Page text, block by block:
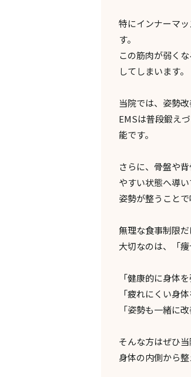
特にインナーマ
す。
この筋肉が弱く
してしまいます。
当院では、姿勢
EMSは普段鍛え
能です。
さらに、骨盤や
やすい状態へ導い
姿勢が整うこと
無理な食事制限
大切なのは、「
「健康的に身体
「疲れにくい身
「姿勢も一緒に改
そんな方はぜひ
身体の内側から